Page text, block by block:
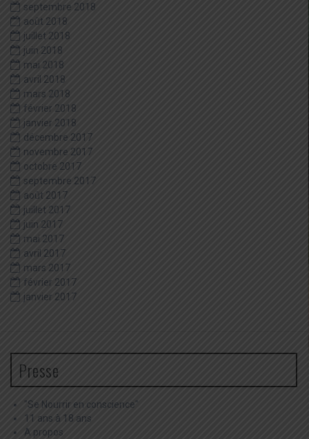
septembre 2018
août 2018
juillet 2018
juin 2018
mai 2018
avril 2018
mars 2018
février 2018
janvier 2018
décembre 2017
novembre 2017
octobre 2017
septembre 2017
août 2017
juillet 2017
juin 2017
mai 2017
avril 2017
mars 2017
février 2017
janvier 2017
Presse
"Se Nourrir en conscience"
11 ans à 18 ans
A propos